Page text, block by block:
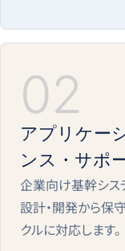
02
アプリケー
ンス・サポ
企業向け基幹シス
設計・開発から保
クルに対応します。